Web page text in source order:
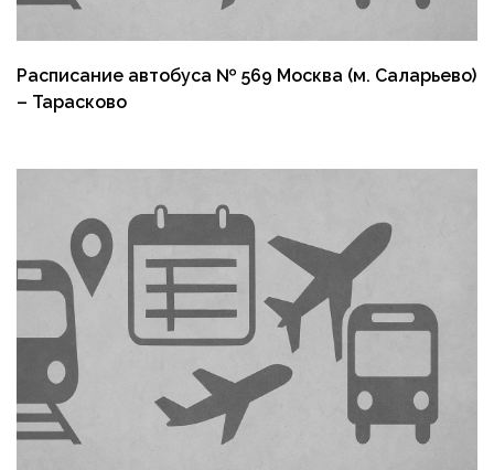
Расписание автобуса № 569 Москва (м. Саларьево)
– Тарасково